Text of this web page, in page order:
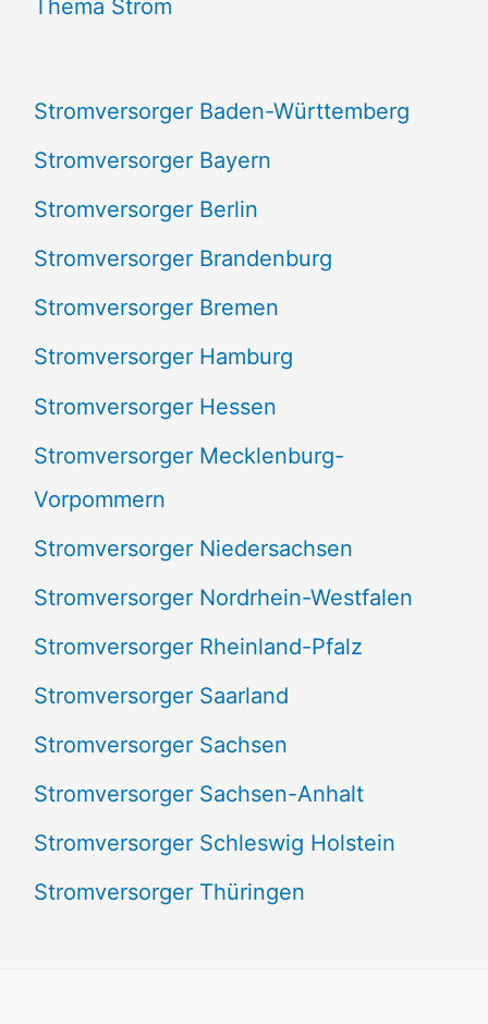
h
:
Thema Strom
Stromversorger Baden-Württemberg
Stromversorger Bayern
Stromversorger Berlin
Stromversorger Brandenburg
Stromversorger Bremen
Stromversorger Hamburg
Stromversorger Hessen
Stromversorger Mecklenburg-
Vorpommern
Stromversorger Niedersachsen
Stromversorger Nordrhein-Westfalen
Stromversorger Rheinland-Pfalz
Stromversorger Saarland
Stromversorger Sachsen
Stromversorger Sachsen-Anhalt
Stromversorger Schleswig Holstein
Stromversorger Thüringen